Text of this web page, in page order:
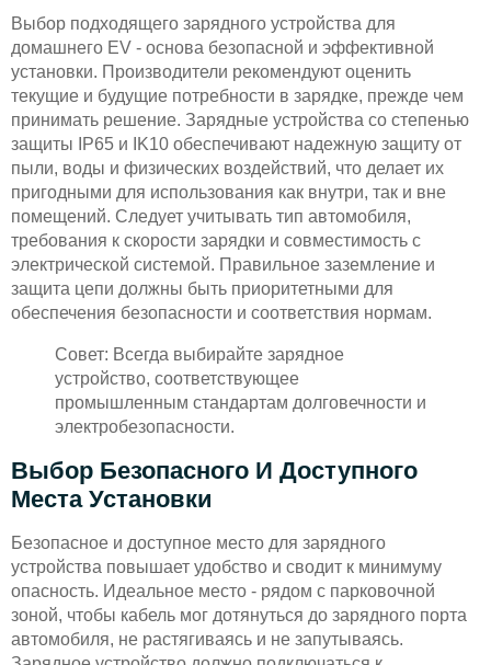
Выбор подходящего зарядного устройства для
домашнего EV - основа безопасной и эффективной
установки. Производители рекомендуют оценить
текущие и будущие потребности в зарядке, прежде чем
принимать решение. Зарядные устройства со степенью
защиты IP65 и IK10 обеспечивают надежную защиту от
пыли, воды и физических воздействий, что делает их
пригодными для использования как внутри, так и вне
помещений. Следует учитывать тип автомобиля,
требования к скорости зарядки и совместимость с
электрической системой. Правильное заземление и
защита цепи должны быть приоритетными для
обеспечения безопасности и соответствия нормам.
Совет: Всегда выбирайте зарядное
устройство, соответствующее
промышленным стандартам долговечности и
электробезопасности.
Выбор Безопасного И Доступного
Места Установки
Безопасное и доступное место для зарядного
устройства повышает удобство и сводит к минимуму
опасность. Идеальное место - рядом с парковочной
зоной, чтобы кабель мог дотянуться до зарядного порта
автомобиля, не растягиваясь и не запутываясь.